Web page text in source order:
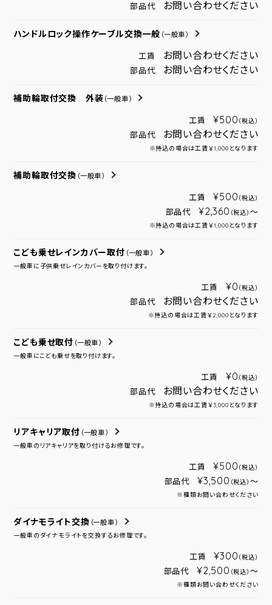
部品代 お問い合わせください
ハンドルロック操作ケーブル交換一般 （一般車）
工賃 お問い合わせください
部品代 お問い合わせください
補助輪取付交換 外装 （一般車）
工賃 ¥500 （税込）
部品代 お問い合わせください
※持込の場合は工賃￥1,000となります
補助輪取付交換 （一般車）
工賃 ¥500 （税込）
部品代 ¥2,360 （税込） ～
※持込の場合は工賃￥1,000となります
こども乗せレインカバー取付 （一般車）
一般車に子供乗せレインカバーを取り付けます。
工賃 ¥0 （税込）
部品代 お問い合わせください
※持込の場合は工賃￥2,000となります
こども乗せ取付 （一般車）
一般車にこども乗せを取り付けます。
工賃 ¥0 （税込）
部品代 お問い合わせください
※持込の場合は工賃￥3,000となります
リアキャリア取付 （一般車）
一般車のリアキャリアを取り付けるお修理です。
工賃 ¥500 （税込）
部品代 ¥3,500 （税込） ～
※種類お問い合わせください
ダイナモライト交換 （一般車）
一般車のダイナモライトを交換するお修理です。
工賃 ¥300 （税込）
部品代 ¥2,500 （税込） ～
※種類お問い合わせください